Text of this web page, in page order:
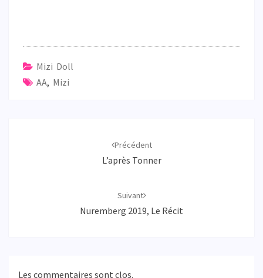
Mizi Doll
AA, Mizi
Précédent
L’après Tonner
Suivant
Nuremberg 2019, Le Récit
Les commentaires sont clos.